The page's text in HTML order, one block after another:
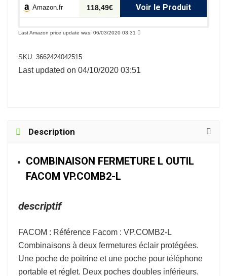
Amazon.fr 118,49€ Voir le Produit
Last Amazon price update was: 06/03/2020 03:31
SKU: 3662424042515
Last updated on 04/10/2020 03:51
Description
COMBINAISON FERMETURE L OUTIL
FACOM VP.COMB2-L
descriptif
FACOM : Référence Facom : VP.COMB2-L
Combinaisons à deux fermetures éclair protégées.
Une poche de poitrine et une poche pour téléphone
portable et réglet. Deux poches doubles inférieurs.